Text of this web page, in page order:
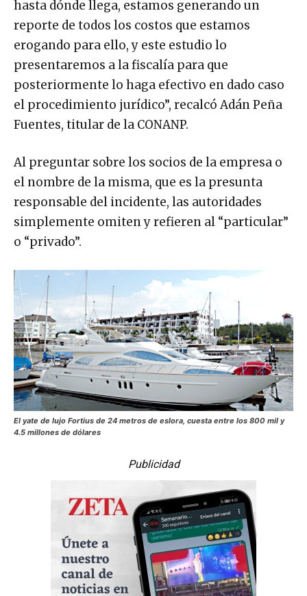
hasta dónde llega, estamos generando un
reporte de todos los costos que estamos
erogando para ello, y este estudio lo
presentaremos a la fiscalía para que
posteriormente lo haga efectivo en dado caso
el procedimiento jurídico”, recalcó Adán Peña
Fuentes, titular de la CONANP.
Al preguntar sobre los socios de la empresa o
el nombre de la misma, que es la presunta
responsable del incidente, las autoridades
simplemente omiten y refieren al “particular”
o “privado”.
El yate de lujo Fortius de 24 metros de eslora, cuesta entre los 800 mil y
4.5 millones de dólares
Publicidad